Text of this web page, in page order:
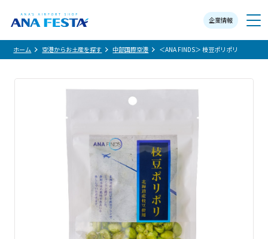
企業情報
メニュー
ホーム 空港からお土産を探す 中部国際空港 ＜ANA FINDS＞ 枝豆ポリポリ